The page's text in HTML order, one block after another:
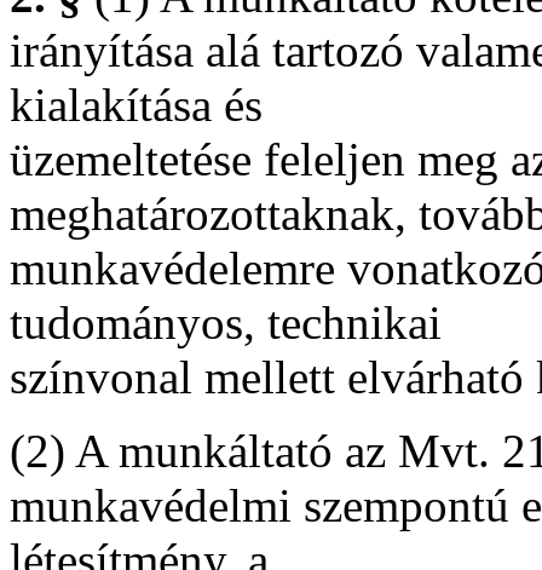
irányítása alá tartozó
kialakítása és
üzemeltetése feleljen meg
meghatározottaknak,
munkavédelemre
tudományos, technikai
színvonal mellett elvárható
(2) A munkáltató az Mvt.
munkavédelmi szempontú
létesítmény, a